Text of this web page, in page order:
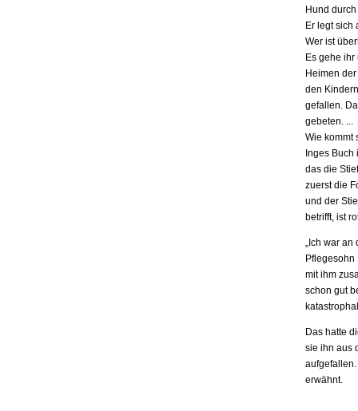
Hund
Er legt sich
Wer ist
Es gehe
Heimen
den
gefallen.
gebeten. ...
Wie kommt
Inges
das die
zuerst die
und der
betrifft, ist
„Ich war
Pflegesohn
mit ihm
schon gut
Das hatte
sie ihn aus
erwähnt.